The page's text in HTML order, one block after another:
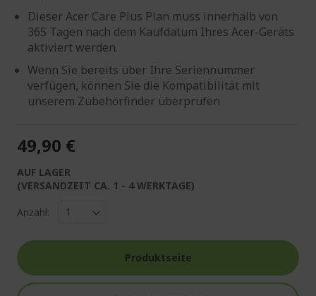
Dieser Acer Care Plus Plan muss innerhalb von
365 Tagen nach dem Kaufdatum Ihres Acer-Geräts
aktiviert werden.
Wenn Sie bereits über Ihre Seriennummer
verfügen, können Sie die Kompatibilität mit
unserem Zubehörfinder überprüfen
49,90 €
AUF LAGER
(VERSANDZEIT CA. 1 - 4 WERKTAGE)
Anzahl:
Produktseite